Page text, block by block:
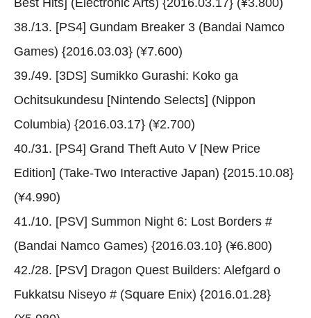
38./13. [PS4] Gundam Breaker 3 (Bandai Namco
Games) {2016.03.03} (¥7.600)
39./49. [3DS] Sumikko Gurashi: Koko ga
Ochitsukundesu [Nintendo Selects] (Nippon
Columbia) {2016.03.17} (¥2.700)
40./31. [PS4] Grand Theft Auto V [New Price
Edition] (Take-Two Interactive Japan) {2015.10.08}
(¥4.990)
41./10. [PSV] Summon Night 6: Lost Borders #
(Bandai Namco Games) {2016.03.10} (¥6.800)
42./28. [PSV] Dragon Quest Builders: Alefgard o
Fukkatsu Niseyo # (Square Enix) {2016.01.28}